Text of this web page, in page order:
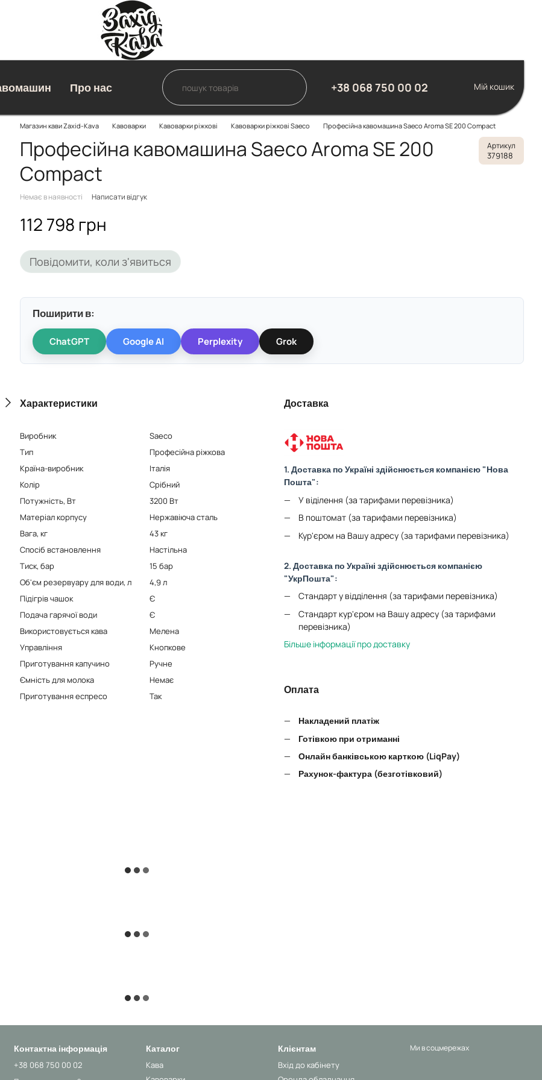
Про нас
+38 068 750 00 02 Мій кошик
Магазин кави Zaxid-Kava Кавоварки Кавоварки ріжкові Кавоварки ріжкові Saeco Професійна кавомашина Saeco Aroma SE 200 Compact
Професійна кавомашина Saeco Aroma SE 200
Compact
Артикул
379188
Немає в наявності Написати відгук
112 798 грн
Повідомити, коли з'явиться
Поширити в:
ChatGPT Google AI Perplexity Grok
Характеристики
Виробник
Saeco
Тип
Професійна ріжкова
Країна-виробник
Італія
Колір
Срібний
Потужність, Вт
3200 Вт
Матеріал корпусу
Нержавіюча сталь
Вага, кг
43 кг
Спосіб встановлення
Настільна
Тиск, бар
15 бар
Об'єм резервуару для води, л
4,9 л
Підігрів чашок
Є
Подача гарячої води
Є
Використовується кава
Мелена
Управління
Кнопкове
Приготування капучино
Ручне
Ємність для молока
Немає
Приготування еспресо
Так
Доставка
1. Доставка по Україні здійснюється компанією "Нова
Пошта":
У віділення (за тарифами перевізника)
В поштомат (за тарифами перевізника)
Кур'єром на Вашу адресу (за тарифами перевізника)
2. Доставка по Україні здійснюється компанією
"УкрПошта":
Стандарт у відділення (за тарифами перевізника)
Стандарт кур'єром на Вашу адресу (за тарифами
перевізника)
Більше інформації про доставку
Оплата
Накладений платіж
Готівкою при отриманні
Онлайн банківською карткою (LiqPay)
Рахунок-фактура (безготівковий)
Контактна інформація
+38 068 750 00 02
Каталог
Кава
Клієнтам
Вхід до кабінету
Ми в соцмережах